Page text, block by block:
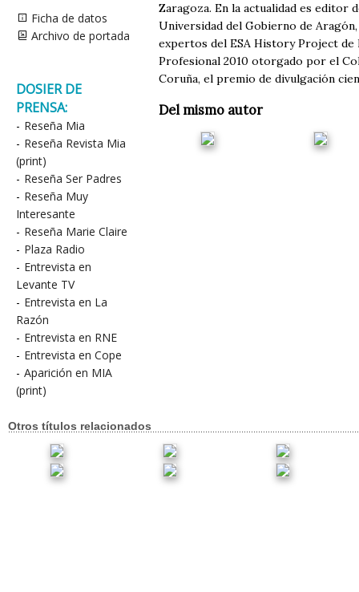
Ficha de datos
Archivo de portada
DOSIER DE
PRENSA:
- Reseña Mia
- Reseña Revista Mia
(print)
- Reseña Ser Padres
- Reseña Muy
Interesante
- Reseña Marie Claire
- Plaza Radio
- Entrevista en
Levante TV
- Entrevista en La
Razón
- Entrevista en RNE
- Entrevista en Cope
- Aparición en MIA
(print)
Zaragoza. En la actualidad es editor
Universidad del Gobierno de
expertos del ESA History Project de
Profesional 2010 otorgado por el
Coruña, el premio de divulgación
Del mismo autor
Otros títulos relacionados